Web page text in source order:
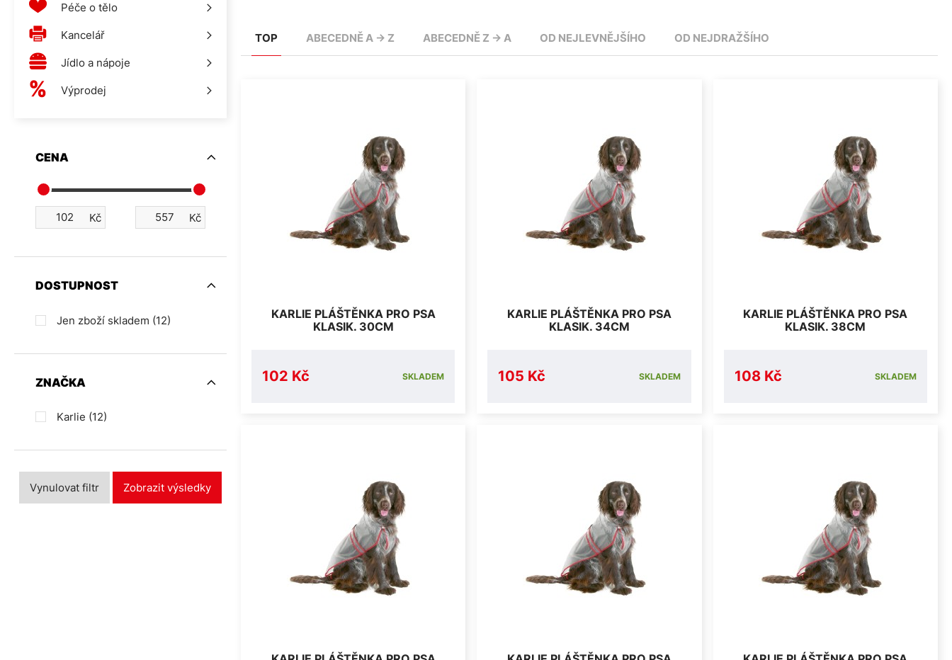
TOP ABECEDNĚ A -> Z ABECEDNĚ Z -> A OD NEJLEVNĚJŠÍHO OD NEJDRAŽŠÍHO
KARLIE PLÁŠTĚNKA PRO PSA
KLASIK. 30CM
102 Kč SKLADEM
KARLIE PLÁŠTĚNKA PRO PSA
KLASIK. 34CM
105 Kč SKLADEM
KARLIE PLÁŠTĚNKA PRO PSA
KLASIK. 38CM
108 Kč SKLADEM
Péče o tělo
Kancelář
Jídlo a nápoje
Výprodej
CENA
Kč Kč
DOSTUPNOST
Jen zboží skladem (12)
ZNAČKA
Karlie (12)
Vynulovat filtr Zobrazit výsledky